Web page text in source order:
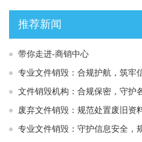
推荐新闻
带你走进-商销中心
专业文件销毁：合规护航，筑牢
文件销毁机构：合规保密，守护
废弃文件销毁：规范处置废旧资
专业文件销毁：守护信息安全，